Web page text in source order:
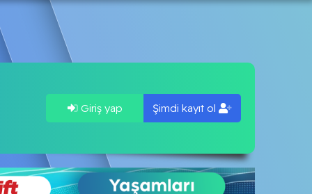
Giriş yap Şimdi kayıt ol